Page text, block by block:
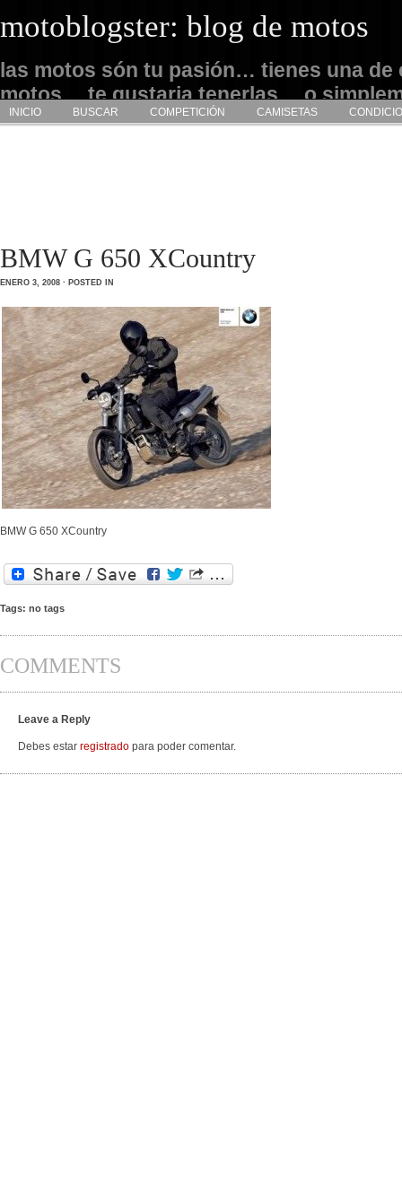
motoblogster: blog de motos
las motos són tu pasión… tienes una de
motos… te gustaria tenerlas… o
admirarlas… este es tu sitio
INICIO BUSCAR COMPETICIÓN CAMISETAS
BMW G 650 XCountry
ENERO 3, 2008 · POSTED IN
BMW G 650 XCountry
Tags: no tags
COMMENTS
Leave a Reply
Debes estar registrado para poder comentar.